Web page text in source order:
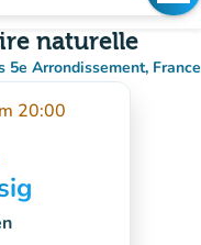
naturelle
5e Arrondissement, France
Maps öffnen)
20:00